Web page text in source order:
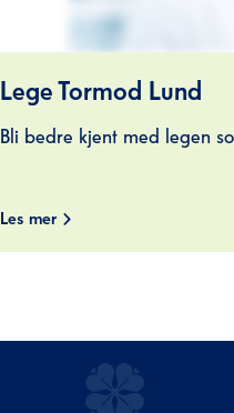
Lege Tormod Lund
Bli bedre kjent med legen
Les mer